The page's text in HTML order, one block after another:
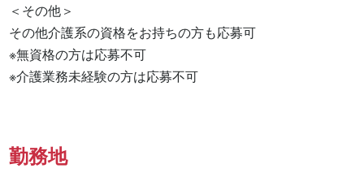
＜その他＞
その他介護系の資格をお持ちの方も応募可
※無資格の方は応募不可
※介護業務未経験の方は応募不可
勤務地